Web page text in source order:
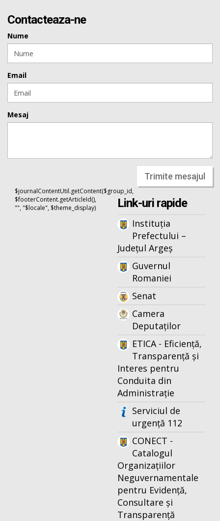
Contacteaza-ne
Nume
Email
Mesaj
Trimite mesajul
$journalContentUtil.getContent($group_id,
$footerContent.getArticleId(),
"", "$locale", $theme_display)
Link-uri rapide
Instituția
Prefectului –
Județul Argeș
Guvernul
Romaniei
Senat
Camera
Deputaților
ETICA - Eficiență,
Transparență și
Interes pentru
Conduita din
Administrație
Serviciul de
urgență 112
CONECT -
Catalogul
Organizațiilor
Neguvernamentale
pentru Evidență,
Consultare și
Transparență